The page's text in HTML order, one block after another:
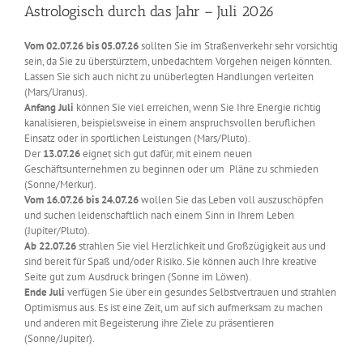
Astrologisch durch das Jahr – Juli 2026
Vom 02.07.26 bis 05.07.26sollten Sie im Straßenverkehr sehr vorsichtig
sein, da Sie zu überstürztem, unbedachtem Vorgehen neigen könnten.
Lassen Sie sich auch nicht zu unüberlegten Handlungen verleiten
(Mars/Uranus).
Anfang Juli können Sie viel erreichen, wenn Sie Ihre Energie richtig
kanalisieren, beispielsweise in einem anspruchsvollen beruflichen
Einsatz oder in sportlichen Leistungen (Mars/Pluto).
Der13.07.26eignet sich gut dafür, mit einem neuen
Geschäftsunternehmen zu beginnen oder um Pläne zu schmieden
(Sonne/Merkur).
Vom 16.07.26 bis 24.07.26wollen Sie das Leben voll auszuschöpfen
und suchen leidenschaftlich nach einem Sinn in Ihrem Leben
(Jupiter/Pluto).
Ab 22.07.26strahlen Sie viel Herzlichkeit und Großzügigkeit aus und
sind bereit für Spaß und/oder Risiko. Sie können auch Ihre kreative
Seite gut zum Ausdruck bringen (Sonne im Löwen).
Ende Juli verfügen Sie über ein gesundes Selbstvertrauen und strahlen
Optimismus aus. Es ist eine Zeit, um auf sich aufmerksam zu machen
und anderen mit Begeisterung ihre Ziele zu präsentieren
(Sonne/Jupiter).